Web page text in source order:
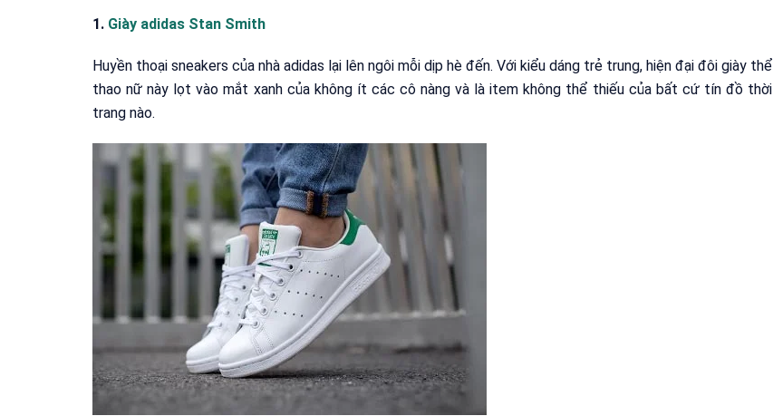
1. Giày adidas Stan Smith
Huyền thoại sneakers của nhà adidas lại lên ngôi mỗi dịp hè đến. Với kiểu dáng trẻ trung, hiện đại đôi giày thể
thao nữ này lọt vào mắt xanh của không ít các cô nàng và là item không thể thiếu của bất cứ tín đồ thời
trang nào.